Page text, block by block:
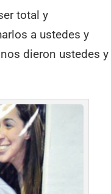
total y
a ustedes y
dieron ustedes y